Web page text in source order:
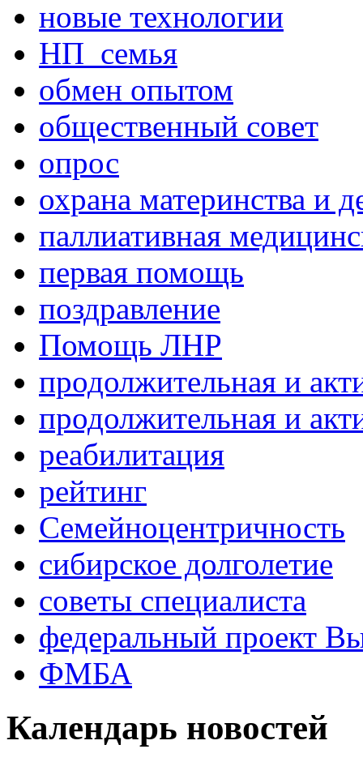
новые технологии
НП_семья
обмен опытом
общественный совет
опрос
охрана материнства и
паллиативная
первая помощь
поздравление
Помощь ЛНР
продолжительная и
продолжительная и
реабилитация
рейтинг
Семейноцентричность
сибирское долголетие
советы специалиста
федеральный проект
ФМБА
Календарь новостей